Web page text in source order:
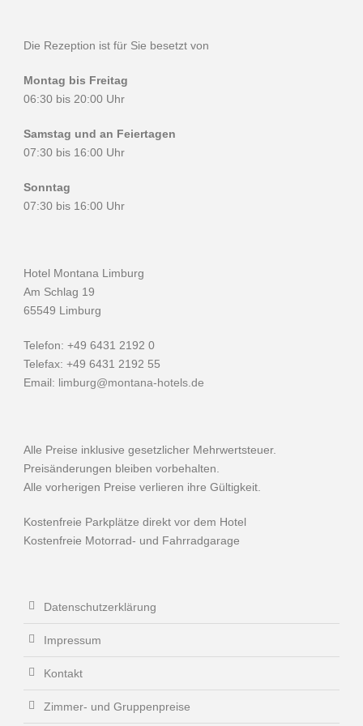
Die Rezeption ist für Sie besetzt von
Montag bis Freitag
06:30 bis 20:00 Uhr
Samstag und an Feiertagen
07:30 bis 16:00 Uhr
Sonntag
07:30 bis 16:00 Uhr
Hotel Montana Limburg
Am Schlag 19
65549 Limburg
Telefon: +49 6431 2192 0
Telefax: +49 6431 2192 55
Email: limburg@montana-hotels.de
Alle Preise inklusive gesetzlicher Mehrwertsteuer.
Preisänderungen bleiben vorbehalten.
Alle vorherigen Preise verlieren ihre Gültigkeit.
Kostenfreie Parkplätze direkt vor dem Hotel
Kostenfreie Motorrad- und Fahrradgarage
Datenschutzerklärung
Impressum
Kontakt
Zimmer- und Gruppenpreise